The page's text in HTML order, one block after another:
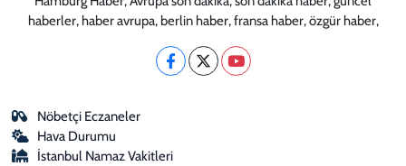
haberler, haber avrupa, berlin haber, fransa haber, özgür haber,
Nöbetçi Eczaneler
Hava Durumu
İstanbul Namaz Vakitleri